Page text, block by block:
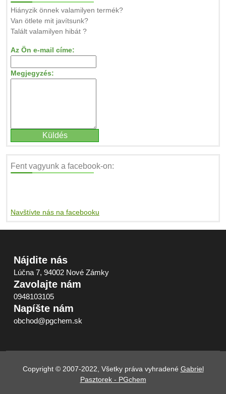
Hiányzik önnek valamilyen termék?
Van ötlete mit javítsunk?
Talált valamilyen hibát ?
Az Ön e-mail címe:
Megjegyzés:
Fent vagyunk a facebook-on:
Navštívte nás na facebooku
Nájdite nás
Lúčna 7, 94002 Nové Zámky
Zavolajte nám
0948103105
Napíšte nám
obchod@pgchem.sk
Copyright © 2007-2022, Všetky práva vyhradené Gabriel
Pasztorek - PGchem